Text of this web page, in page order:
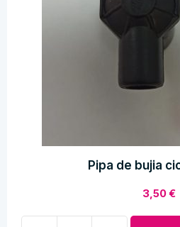
Pipa de bujia
3,50€